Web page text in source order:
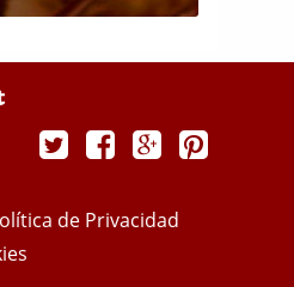
de Privacidad